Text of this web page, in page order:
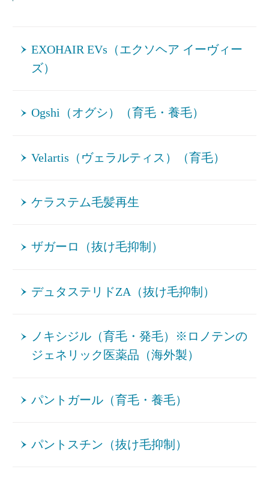
EXOHAIR EVs（エクソヘア イーヴィー
ズ）
Ogshi（オグシ）（育毛・養毛）
Velartis（ヴェラルティス）（育毛）
ケラステム毛髪再生
ザガーロ（抜け毛抑制）
デュタステリドZA（抜け毛抑制）
ノキシジル（育毛・発毛）※ロノテンの
ジェネリック医薬品（海外製）
パントガール（育毛・養毛）
パントスチン（抜け毛抑制）